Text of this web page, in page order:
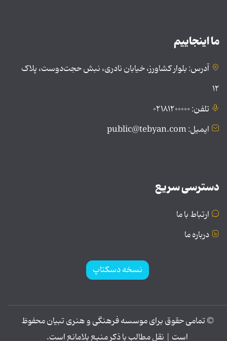
ما اینجاییم
آدرس: بلوار کشاورز، خیابان نادری، نبش حجت‌دوست، پلاک
۱۲
تلفن: ۰۲۱۸۱۲۰۰۰۰۰
ایمیل: public@tebyan.com
دسترسی سریع
ارتباط با ما
درباره ما
نسخه دسکتاپ
© تمامی حقوق برای موسسه فرهنگی و هنری تبیان محفوظ
است | نقل مطالب با ذکر منبع بلامانع است.